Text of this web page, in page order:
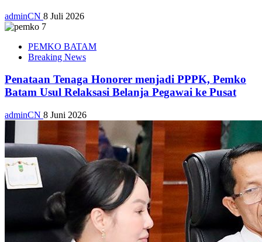
adminCN 8 Juli 2026
PEMKO BATAM
Breaking News
Penataan Tenaga Honorer menjadi PPPK, Pemko
Batam Usul Relaksasi Belanja Pegawai ke Pusat
adminCN 8 Juni 2026